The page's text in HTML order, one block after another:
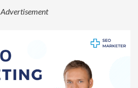
Advertisement